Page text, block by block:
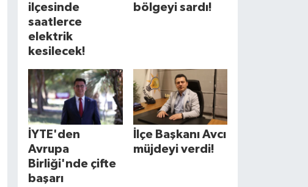
ilçesinde
saatlerce
elektrik
kesilecek!
bölgeyi sardı!
İYTE'den
Avrupa
Birliği'nde çifte
başarı
İlçe Başkanı Avcı
müjdeyi verdi!